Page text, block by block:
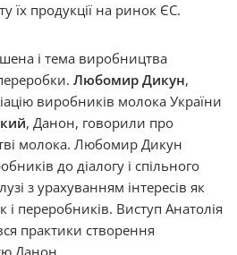
їх продукції на ринок ЄС.
і тема виробництва
Любомир Дикун,
виробників молока України
, Данон, говорили про
молока. Любомир Дикун
до діалогу і спільного
з урахуванням інтересів як
переробників. Виступ Анатолія
практики створення
Данон.